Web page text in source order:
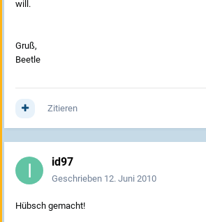
will.
Gruß,
Beetle
Zitieren
id97
Geschrieben 12. Juni 2010
Hübsch gemacht!